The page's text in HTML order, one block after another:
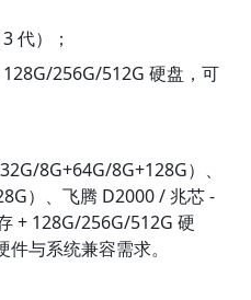
代）；
256G/512G 硬盘，可
8G+64G/8G+128G）、
）、飞腾 D2000 / 兆芯 -
+ 128G/256G/512G 硬
与系统兼容需求。